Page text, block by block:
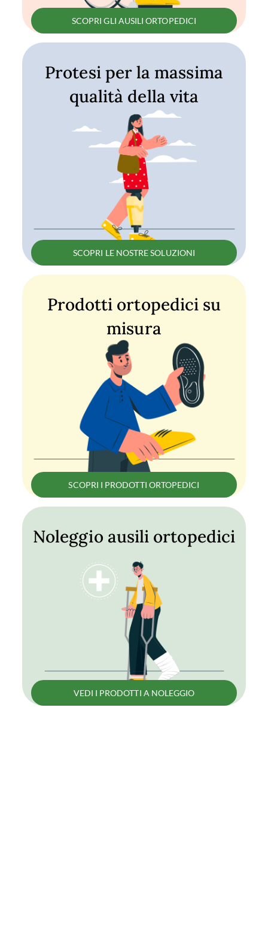
SCOPRI GLI AUSILI ORTOPEDICI
Protesi per la massima
qualità della vita
SCOPRI LE NOSTRE SOLUZIONI
Prodotti ortopedici su
misura
SCOPRI I PRODOTTI ORTOPEDICI
Noleggio ausili ortopedici
VEDI I PRODOTTI A NOLEGGIO